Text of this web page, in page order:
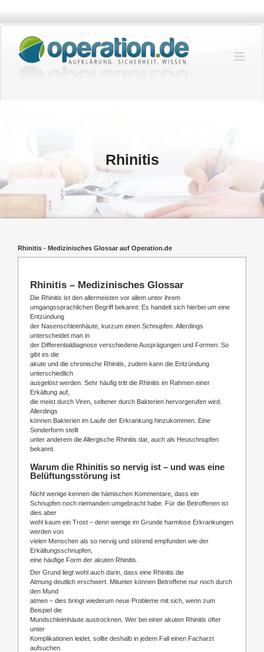
springen
Rhinitis
Rhinitis - Medizinisches Glossar auf Operation.de
Rhinitis – Medizinisches Glossar
Die Rhinitis ist den allermeisten vor allem unter ihrem
umgangssprachlichen Begriff bekannt: Es handelt sich hierbei um eine
Entzündung
der Nasenschleimhäute, kurzum einen Schnupfen. Allerdings
unterscheidet man in
der Differentialdiagnose verschiedene Ausprägungen und Formen: So
gibt es die
akute und die chronische Rhinitis, zudem kann die Entzündung
unterschiedlich
ausgelöst werden. Sehr häufig tritt die Rhinitis im Rahmen einer
Erkältung auf,
die meist durch Viren, seltener durch Bakterien hervorgerufen wird.
Allerdings
können Bakterien im Laufe der Erkrankung hinzukommen. Eine
Sonderform stellt
unter anderem die Allergische Rhinitis dar, auch als Heuschnupfen
bekannt.
Warum die Rhinitis so nervig ist – und was eine
Belüftungsstörung ist
Nicht wenige kennen die hämischen Kommentare, dass ein
Schnupfen noch niemanden umgebracht habe. Für die Betroffenen ist
dies aber
wohl kaum ein Trost – denn wenige im Grunde harmlose Erkrankungen
werden von
vielen Menschen als so nervig und störend empfunden wie der
Erkältungsschnupfen,
eine häufige Form der akuten Rhinitis.
Der Grund liegt wohl auch darin, dass eine Rhinitis die
Atmung deutlich erschwert. Mitunter können Betroffene nur noch durch
den Mund
atmen – dies bringt wiederum neue Probleme mit sich, wenn zum
Beispiel die
Mundschleimhäute austrocknen. Wer bei einer akuten Rhinitis öfter
unter
Komplikationen leidet, sollte deshalb in jedem Fall einen Facharzt
aufsuchen.